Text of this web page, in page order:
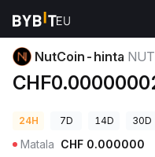
Kryptohinnat
NutCoin-hinta NUT
24H 7D 14D 30D
Matala CHF 0.000000